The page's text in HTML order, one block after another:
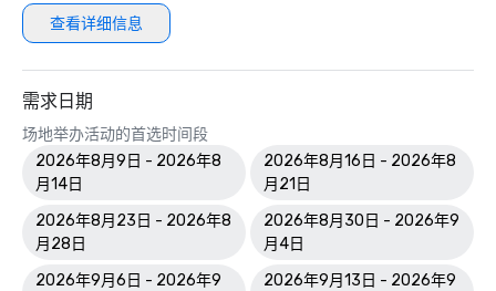
查看详细信息
需求日期
场地举办活动的首选时间段
2026年8月9日 - 2026年8
月14日
2026年8月16日 - 2026年8
月21日
2026年8月23日 - 2026年8
月28日
2026年8月30日 - 2026年9
月4日
2026年9月6日 - 2026年9
2026年9月13日 - 2026年9